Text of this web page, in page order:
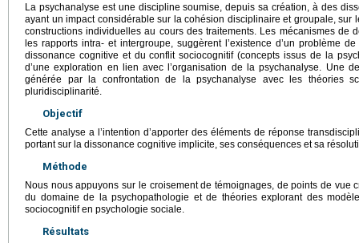
La psychanalyse est une discipline soumise, depuis sa création, à des
ayant un impact considérable sur la cohésion disciplinaire et groupale, sur
constructions individuelles au cours des traitements. Les mécanismes de
les rapports intra- et intergroupe, suggèrent l’existence d’un problème
dissonance cognitive et du conflit sociocognitif (concepts issus de la
d’une exploration en lien avec l’organisation de la psychanalyse. Une
générée par la confrontation de la psychanalyse avec les théories
pluridisciplinarité.
Objectif
Cette analyse a l’intention d’apporter des éléments de réponse
portant sur la dissonance cognitive implicite, ses conséquences et sa
Méthode
Nous nous appuyons sur le croisement de témoignages, de points de vue
du domaine de la psychopathologie et de théories explorant des
sociocognitif en psychologie sociale.
Résultats